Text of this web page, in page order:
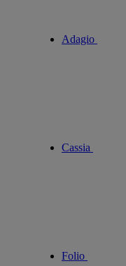
Adagio
Cassia
Folio